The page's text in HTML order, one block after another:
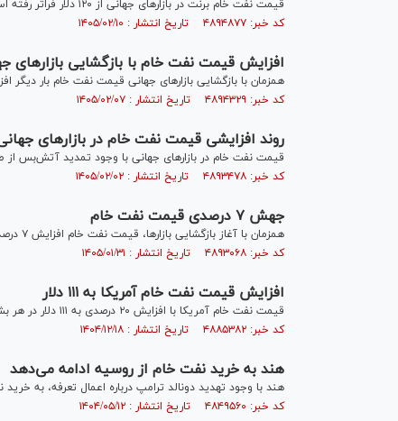
قیمت نفت خام برنت در بازارهای جهانی از ۱۲۰ دلار فراتر رفته است.
کد خبر: ۴۸۹۴۸۷۷ تاریخ انتشار : ۱۴۰۵/۰۲/۱۰
افزایش قیمت نفت خام با بازگشایی بازارهای
همزمان با بازگشایی بازارهای جهانی قیمت نفت خام بار دیگر
کد خبر: ۴۸۹۴۳۲۹ تاریخ انتشار : ۱۴۰۵/۰۲/۰۷
روند افزایشی قیمت نفت خام در بازارهای
قیمت نفت خام در بازارهای جهانی با وجود تمدید آتش‌بس
کد خبر: ۴۸۹۳۴۷۸ تاریخ انتشار : ۱۴۰۵/۰۲/۰۲
جهش ۷ درصدی قیمت نفت خام
همزمان با آغاز بازگشایی بازارها، قیمت نفت خام افزایش ۷ درصدی را تجربه کرد.
کد خبر: ۴۸۹۳۰۶۸ تاریخ انتشار : ۱۴۰۵/۰۱/۳۱
افزایش قیمت نفت خام آمریکا به ۱۱۱ دلار
قیمت نفت خام آمریکا با افزایش ۲۰ درصدی به ۱۱۱ دلار در هر بشکه رسید.
کد خبر: ۴۸۸۵۳۸۲ تاریخ انتشار : ۱۴۰۴/۱۲/۱۸
هند به خرید نفت خام از روسیه ادامه می‌دهد
هند با وجود تهدید دونالد ترامپ درباره اعمال تعرفه‌، به
کد خبر: ۴۸۴۹۵۶۰ تاریخ انتشار : ۱۴۰۴/۰۵/۱۲